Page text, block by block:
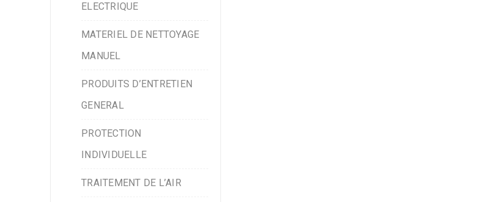
ELECTRIQUE
MATERIEL DE NETTOYAGE
MANUEL
PRODUITS D’ENTRETIEN
GENERAL
PROTECTION
INDIVIDUELLE
TRAITEMENT DE L’AIR